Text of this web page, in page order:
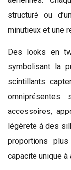
structuré ou
minutieux et une
Des looks en
symbolisant la
scintillants
accessoires,
légèreté à des
proportions
capacité unique